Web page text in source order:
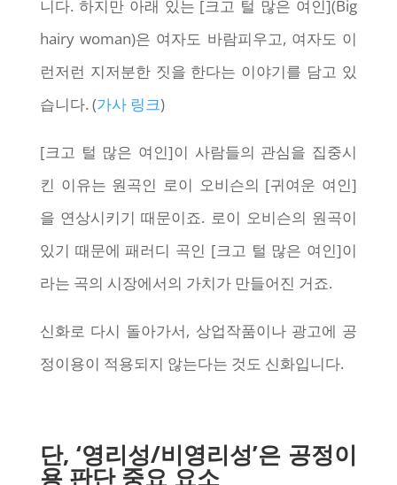
니다. 하지만 아래 있는 [크고 털 많은 여인](Big
hairy woman)은 여자도 바람피우고, 여자도 이
런저런 지저분한 짓을 한다는 이야기를 담고 있
습니다. (가사 링크)
[크고 털 많은 여인]이 사람들의 관심을 집중시
킨 이유는 원곡인 로이 오비슨의 [귀여운 여인]
을 연상시키기 때문이죠. 로이 오비슨의 원곡이
있기 때문에 패러디 곡인 [크고 털 많은 여인]이
라는 곡의 시장에서의 가치가 만들어진 거죠.
신화로 다시 돌아가서, 상업작품이나 광고에 공
정이용이 적용되지 않는다는 것도 신화입니다.
단, ‘영리성/비영리성’은 공정이
용 판단 중요 요소